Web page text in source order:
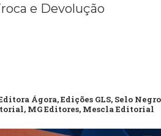
e Devolução
Ágora, Edições GLS, Selo Negro
MG Editores, Mescla Editorial